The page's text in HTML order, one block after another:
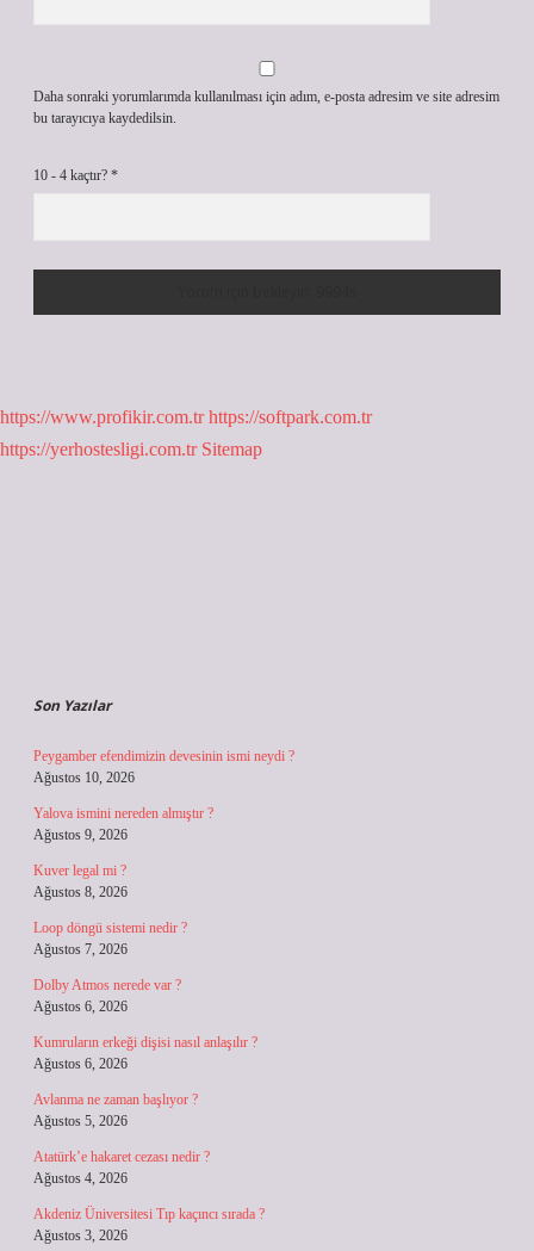
Daha sonraki yorumlarımda kullanılması için adım, e-posta adresim ve site adresim
bu tarayıcıya kaydedilsin.
10 - 4 kaçtır? *
https://www.profikir.com.tr https://softpark.com.tr
https://yerhostesligi.com.tr Sitemap
Son Yazılar
Peygamber efendimizin devesinin ismi neydi ?
Ağustos 10, 2026
Yalova ismini nereden almıştır ?
Ağustos 9, 2026
Kuver legal mi ?
Ağustos 8, 2026
Loop döngü sistemi nedir ?
Ağustos 7, 2026
Dolby Atmos nerede var ?
Ağustos 6, 2026
Kumruların erkeği dişisi nasıl anlaşılır ?
Ağustos 6, 2026
Avlanma ne zaman başlıyor ?
Ağustos 5, 2026
Atatürk’e hakaret cezası nedir ?
Ağustos 4, 2026
Akdeniz Üniversitesi Tıp kaçıncı sırada ?
Ağustos 3, 2026